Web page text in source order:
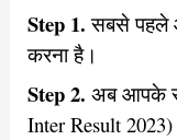
Step 1. सबसे पहले
करना है।
Step 2. अब आपके
Inter Result